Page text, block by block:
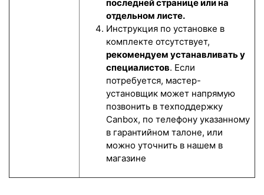
последней странице или на
отдельном листе.
Инструкция по установке в
комплекте отсутствует,
рекомендуем устанавливать у
специалистов. Если
потребуется, мастер-
установщик может напрямую
позвонить в техподдержку
Canbox, по телефону указанному
в гарантийном талоне, или
можно уточнить в нашем в
магазине